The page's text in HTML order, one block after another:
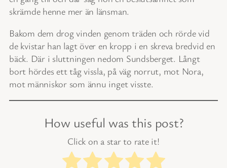
skrämde henne mer än länsman.
Bakom dem drog vinden genom träden och rörde vid
de kvistar han lagt över en kropp i en skreva bredvid en
bäck. Där i sluttningen nedom Sundsberget. Långt
bort hördes ett tåg vissla, på väg norrut, mot Nora,
mot människor som ännu inget visste.
How useful was this post?
Click on a star to rate it!